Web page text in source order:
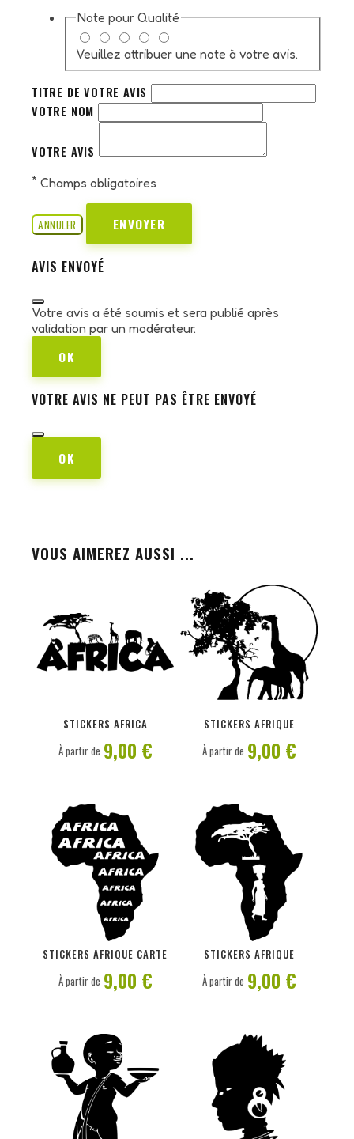
Note pour Qualité
Veuillez attribuer une note à votre avis.
TITRE DE VOTRE AVIS
VOTRE NOM
VOTRE AVIS
* Champs obligatoires
ANNULER ENVOYER
AVIS ENVOYÉ
Votre avis a été soumis et sera publié après
validation par un modérateur.
OK
VOTRE AVIS NE PEUT PAS ÊTRE ENVOYÉ
OK
VOUS AIMEREZ AUSSI ...
STICKERS AFRICA
À partir de 9,00 €
STICKERS AFRIQUE
À partir de 9,00 €
STICKERS AFRIQUE CARTE
PERSONNALISER
À partir de 9,00 €
STICKERS AFRIQUE
PERSONNALISER
À partir de 9,00 €